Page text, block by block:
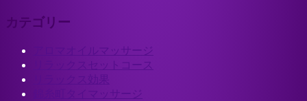
カテゴリー
アロマオイルマッサージ
リラックスセットコース
リラックス効果
錦糸町タイマッサージ